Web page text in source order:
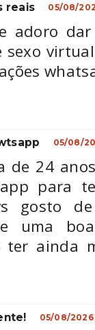
reais 05/08/
adoro
sexo
ti ❤️wtsapp 05/08/
de 24
para
gosto
uma
ainda
05/08/2026